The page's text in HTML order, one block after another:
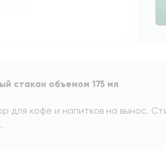
стакан объемом 175 мл
для кофе и напитков на вынос.